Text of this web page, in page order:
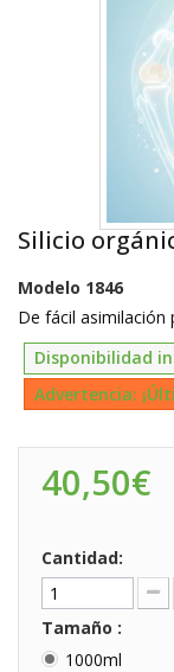
Silicio
Modelo 1846
De fácil asimilación
Disponibilidad
Advertencia:
40,50€
Cantidad:
Tamaño :
1000ml